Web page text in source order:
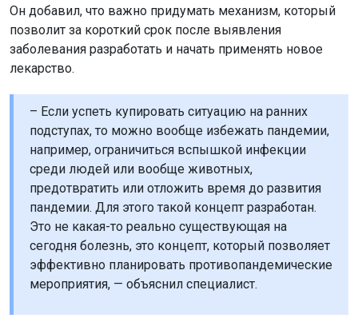
Он добавил, что важно придумать механизм, который
позволит за короткий срок после выявления
заболевания разработать и начать применять новое
лекарство.
– Если успеть купировать ситуацию на ранних
подступах, то можно вообще избежать пандемии,
например, ограничиться вспышкой инфекции
среди людей или вообще животных,
предотвратить или отложить время до развития
пандемии. Для этого такой концепт разработан.
Это не какая-то реально существующая на
сегодня болезнь, это концепт, который позволяет
эффективно планировать противопандемические
мероприятия, — объяснил специалист.